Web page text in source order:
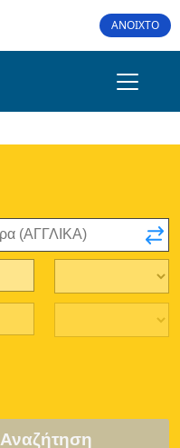
ΑΝΟΙΧΤΟ
Αναζήτηση